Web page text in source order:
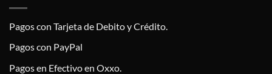
Pagos con Tarjeta de Debito y Crédito.
Pagos con PayPal
Pagos en Efectivo en Oxxo.